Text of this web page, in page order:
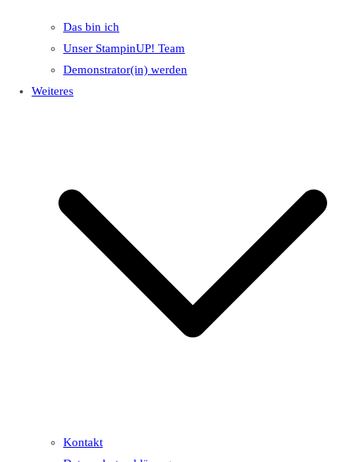
Das bin ich
Unser StampinUP! Team
Demonstrator(in) werden
Weiteres
Kontakt